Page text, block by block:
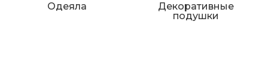
Одеяла
Декоративные
подушки